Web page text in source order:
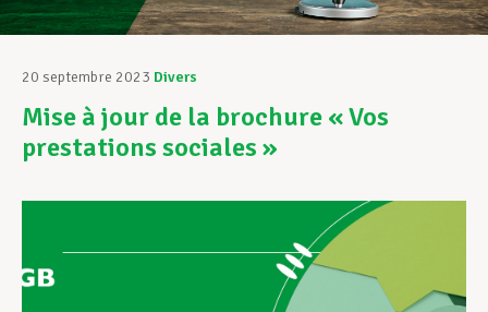
Assistance au Travail
Vos droits
Développement professionnel
20 septembre 2023 Divers
Mise à jour de la brochure « Vos
prestations sociales »